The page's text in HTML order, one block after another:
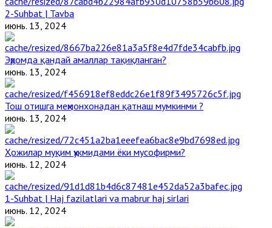
2-Suhbat | Tavba
июнь. 13, 2024
Эҳромда қандай амаллар тақиқланган?
июнь. 13, 2024
Тош отишга меҳмонхонадан қатнаш мумкинми ?
июнь. 13, 2024
Ҳожилар муқим ҳукмидами ёки мусофирми?
июнь. 12, 2024
1-Suhbat | Haj fazilatlari va mabrur haj sirlari
июнь. 12, 2024